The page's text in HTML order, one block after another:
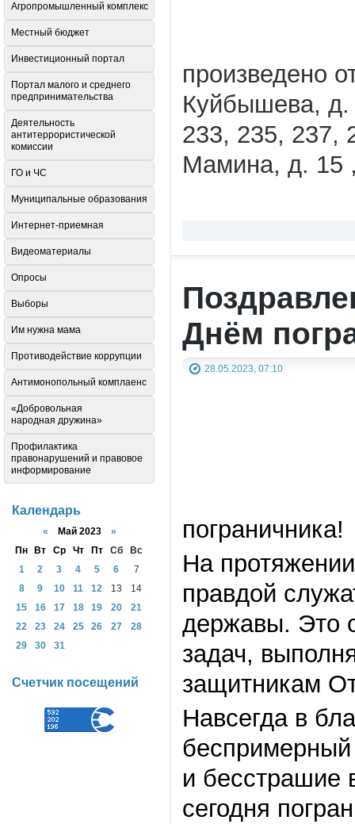
произведено
Куйбышева, д.
233, 235, 237,
Мамина, д. 15
Днём
28.05.2023, 07:10
пограничника!
На
правдой
державы. Это
задач,
защитникам
Навсегда в
беспримерный
и бесстрашие
сегодня
Агропромышленный комплекс
Местный бюджет
Инвестиционный портал
Портал малого и среднего
предпринимательства
Деятельность
антитеррористической
комиссии
ГО и ЧС
Муниципальные образования
Интернет-приемная
Видеоматериалы
Опросы
Выборы
Им нужна мама
Противодействие коррупции
Антимонопольный комплаенс
«Добровольная
народная дружина»
Профилактика
правонарушений и правовое
информирование
Календарь
« Май 2023 »
Пн
Вт Ср Чт Пт Сб
Вс
1
2 3 4 5 6
7
8
9 10 11 12 13
14
15
16 17 18 19 20
21
22
23 24 25 26 27
28
29
30 31
Счетчик посещений